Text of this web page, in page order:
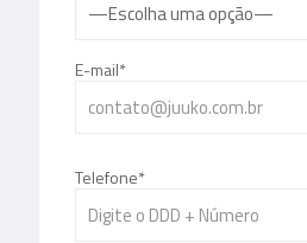
E-mail*
Telefone*